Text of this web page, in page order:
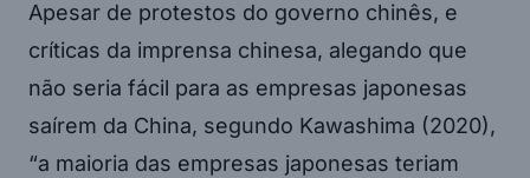
Apesar de protestos do governo chinês, e
críticas da imprensa chinesa, alegando que
não seria fácil para as empresas japonesas
saírem da China, segundo Kawashima (2020),
“a maioria das empresas japonesas teriam